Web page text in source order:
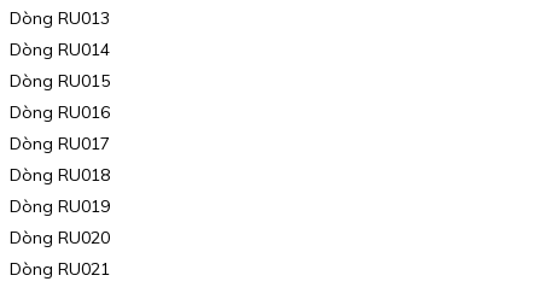
Dòng RU013
Dòng RU014
Dòng RU015
Dòng RU016
Dòng RU017
Dòng RU018
Dòng RU019
Dòng RU020
Dòng RU021